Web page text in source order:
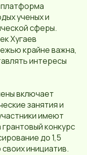
ученых и
сферы.
Хугаев
крайне важна,
интересы
включает
занятия и
имеют
конкурс
до 1,5
инициатив.